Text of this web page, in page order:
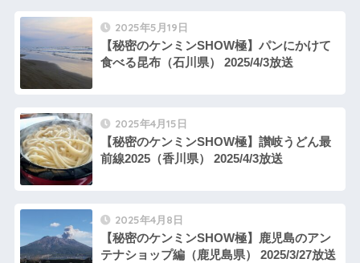
2025年5月19日
【秘密のケンミンSHOW極】パンにかけて
食べる昆布（石川県） 2025/4/3放送
2025年4月15日
【秘密のケンミンSHOW極】讃岐うどん最
前線2025（香川県） 2025/4/3放送
2025年4月8日
【秘密のケンミンSHOW極】鹿児島のアン
テナショップ編（鹿児島県） 2025/3/27放送